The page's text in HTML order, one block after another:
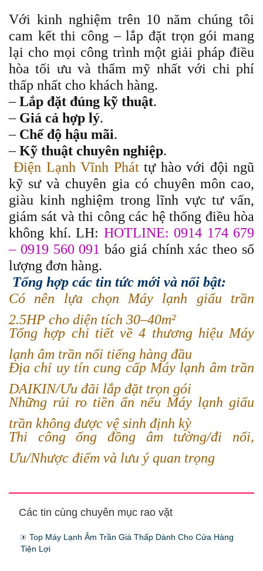
Với kinh nghiệm trên 10 năm chúng tôi
cam kết thi công – lắp đặt trọn gói mang
lại cho mọi công trình một giải pháp điều
hòa tối ưu và thẩm mỹ nhất với chi phí
thấp nhất cho khách hàng.
–Lắp đặt đúng kỹ thuật.
– Giá cả hợp lý.
– Chế độ hậu mãi.
–Kỹ thuật chuyên nghiệp.
Điện Lạnh Vĩnh Pháttự hào với đội ngũ
kỹ sư và chuyên gia có chuyên môn cao,
giàu kinh nghiệm trong lĩnh vực tư vấn,
giám sát và thi công các hệ thống điều hòa
không khí. LH: HOTLINE: 0914 174 679
– 0919 560 091báo giá chính xác theo số
lượng đơn hàng.
Tổng hợp các tin tức mới và nổi bật:
Có nên lựa chọn Máy lạnh giấu trần
2.5HP cho diện tích 30–40m²
Tổng hợp chi tiết về 4 thương hiệu Máy
lạnh âm trần nổi tiếng hàng đầu
Địa chỉ uy tín cung cấp Máy lạnh âm trần
DAIKIN/Ưu đãi lắp đặt trọn gói
Những rủi ro tiền ẩn nếu Máy lạnh giấu
trần không được vệ sinh định kỳ
Thi công ống đồng âm tường/đi nổi,
Ưu/Nhược điểm và lưu ý quan trọng
Các tin cùng chuyên mục rao vặt
Top Máy Lạnh Âm Trần Giá Thấp Dành Cho Cửa Hàng
Tiện Lợi